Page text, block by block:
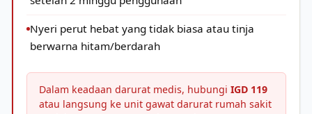
Nyeri perut hebat yang tidak biasa atau tinja
berwarna hitam/berdarah
Dalam keadaan darurat medis, hubungi IGD 119
atau langsung ke unit gawat darurat rumah sakit